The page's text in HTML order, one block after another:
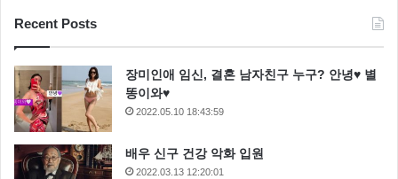
Recent Posts
장미인애 임신, 결혼 남자친구 누구? 안녕♥ 별
똥이와♥
2022.05.10 18:43:59
배우 신구 건강 악화 입원
2022.03.13 12:20:01